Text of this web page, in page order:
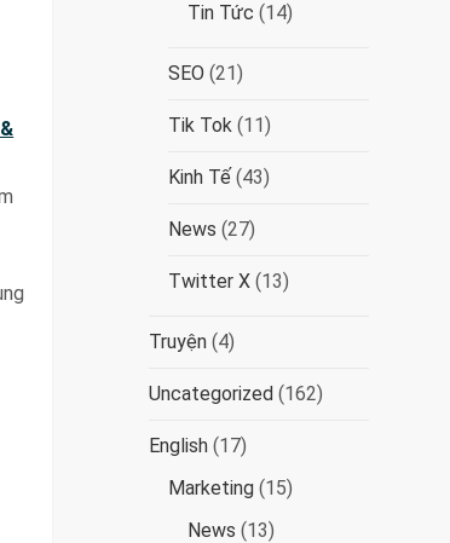
Tin Tức (14)
SEO (21)
Tik Tok (11)
Kinh Tế (43)
News (27)
Twitter X (13)
Truyện (4)
Uncategorized (162)
English (17)
Marketing (15)
News (13)